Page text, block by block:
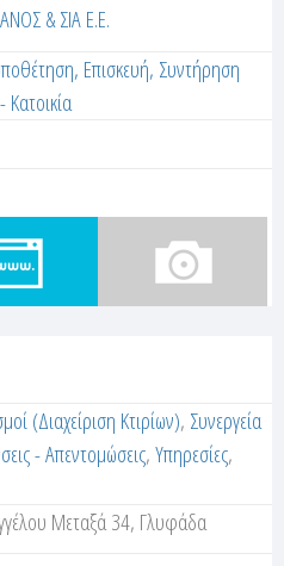
& ΣΙΑ Ε.Ε.
Επισκευή, Συντήρηση
(Διαχείριση Κτιρίων), Συνεργεία
- Απεντομώσεις,Υπηρεσίες,
Μεταξά 34, Γλυφάδα